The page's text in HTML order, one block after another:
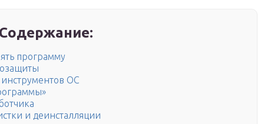
программу
ОС
и деинсталляции